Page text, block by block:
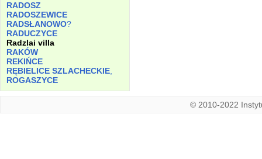
RADOSZ
RADOSZEWICE
RADSŁANOWO?
RADUCZYCE
Radzlai villa
RAKÓW
REKIŃCE
RĘBIELICE SZLACHECKIE
ROGASZYCE
© 2010-2022